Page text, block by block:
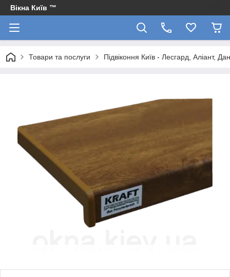
Вікна Київ ™
Товари та послуги Підвіконня Київ - Лесгард, Аліант,